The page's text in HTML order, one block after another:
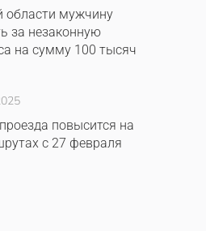
области мужчину
за незаконную
на сумму 100 тысяч
повысится на
с 27 февраля